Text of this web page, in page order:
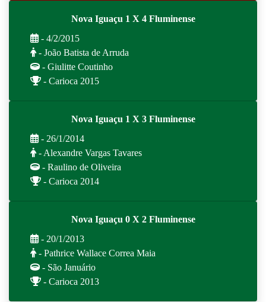
Nova Iguaçu 1 X 4 Fluminense
- 4/2/2015
- João Batista de Arruda
- Giulitte Coutinho
- Carioca 2015
Nova Iguaçu 1 X 3 Fluminense
- 26/1/2014
- Alexandre Vargas Tavares
- Raulino de Oliveira
- Carioca 2014
Nova Iguaçu 0 X 2 Fluminense
- 20/1/2013
- Pathrice Wallace Correa Maia
- São Januário
- Carioca 2013